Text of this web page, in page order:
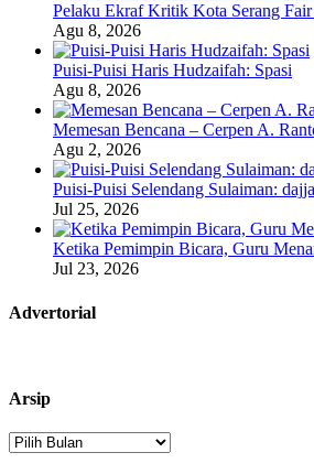
Pelaku Ekraf Kritik Kota Serang Fair
Agu 8, 2026
Puisi-Puisi Haris Hudzaifah: Spasi
Agu 8, 2026
Memesan Bencana – Cerpen A.
Agu 2, 2026
Puisi-Puisi Selendang Sulaiman:
Jul 25, 2026
Ketika Pemimpin Bicara, Guru
Jul 23, 2026
Advertorial
Arsip
Arsip